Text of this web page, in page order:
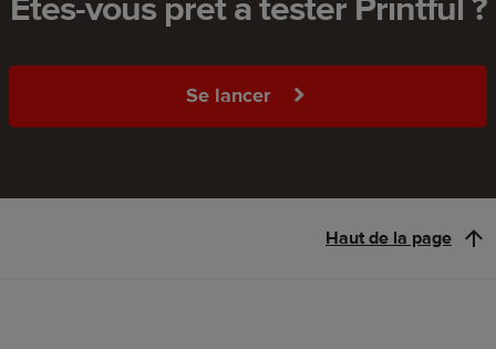
Êtes-vous prêt à tester Printful ?
Se lancer
Haut de la page